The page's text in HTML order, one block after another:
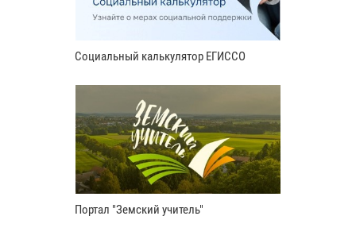
Социальный калькулятор ЕГИССО
Портал "Земский учитель"